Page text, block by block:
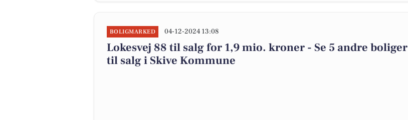
BOLIGMARKED 04-12-2024 13:08
Lokesvej 88 til salg for 1,9 mio. kroner - Se 5 andre boliger
til salg i Skive Kommune